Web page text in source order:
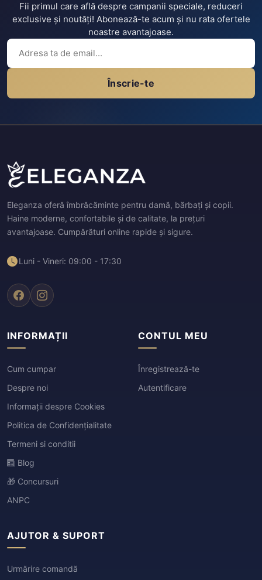
Fii primul care află despre campanii speciale, reduceri
exclusive și noutăți! Abonează-te acum și nu rata ofertele
noastre avantajoase.
Înscrie-te
Eleganza oferă îmbrăcăminte pentru damă, bărbați și copii.
Haine moderne, confortabile și de calitate, la prețuri
avantajoase. Cumpărături online rapide și sigure.
Luni - Vineri: 09:00 - 17:30
INFORMAȚII
Cum cumpar
Despre noi
Informații despre Cookies
Politica de Confidențialitate
Termeni si conditii
Blog
🎁 Concursuri
ANPC
CONTUL MEU
Înregistrează-te
Autentificare
AJUTOR & SUPORT
Urmărire comandă